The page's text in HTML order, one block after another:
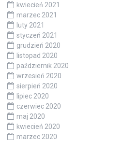
kwiecień 2021
marzec 2021
luty 2021
styczeń 2021
grudzień 2020
listopad 2020
październik 2020
wrzesień 2020
sierpień 2020
lipiec 2020
czerwiec 2020
maj 2020
kwiecień 2020
marzec 2020